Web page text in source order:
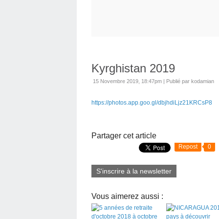
Kyrghistan 2019
15 Novembre 2019, 18:47pm | Publié par kodamian
https://photos.app.goo.gl/dbjhdiLjz21KRCsP8
Partager cet article
Repost 0
S'inscrire à la newsletter
Vous aimerez aussi :